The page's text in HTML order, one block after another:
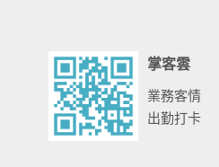
掌客雲
業務客情
出勤打卡